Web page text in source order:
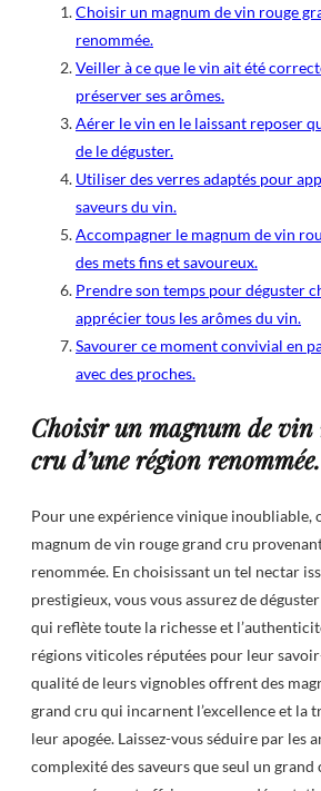
Choisir un magnum de vin rouge
renommée.
Veiller à ce que le vin ait été
préserver ses arômes.
Aérer le vin en le laissant reposer
de le déguster.
Utiliser des verres adaptés pour
saveurs du vin.
Accompagner le magnum de vin
des mets fins et savoureux.
Prendre son temps pour déguster
apprécier tous les arômes du vin.
Savourer ce moment convivial en
avec des proches.
Choisir un magnum de vin
cru d’une région renommée.
Pour une expérience vinique inoubliable,
magnum de vin rouge grand cru
renommée. En choisissant un tel nectar
prestigieux, vous vous assurez de
qui reflète toute la richesse et
régions viticoles réputées pour leur
qualité de leurs vignobles offrent des
grand cru qui incarnent l’excellence et la
leur apogée. Laissez-vous séduire par les
complexité des saveurs que seul un grand